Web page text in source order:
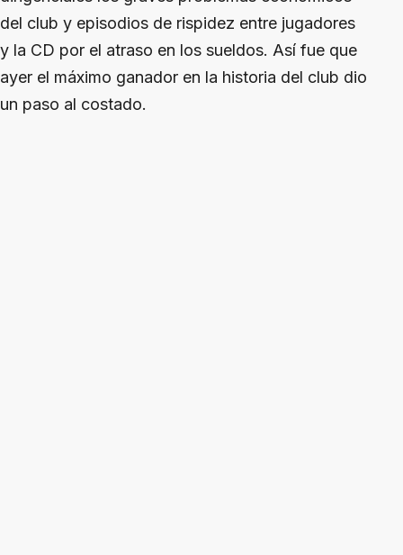
del club y episodios de rispidez entre jugadores
y la CD por el atraso en los sueldos. Así fue que
ayer el máximo ganador en la historia del club dio
un paso al costado.